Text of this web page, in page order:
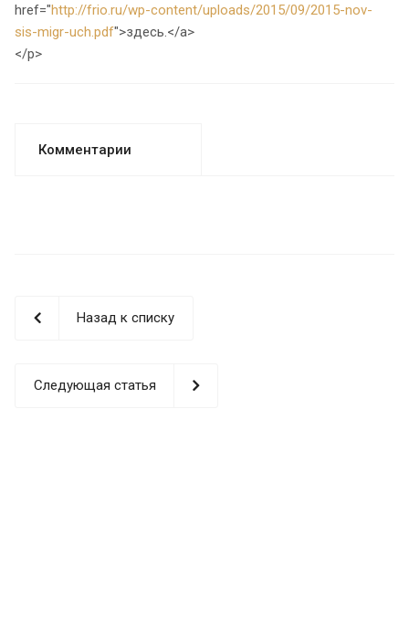
href="http://frio.ru/wp-content/uploads/2015/09/2015-nov-
sis-migr-uch.pdf">здесь.</a>
</p>
Комментарии
Назад к списку
Следующая статья